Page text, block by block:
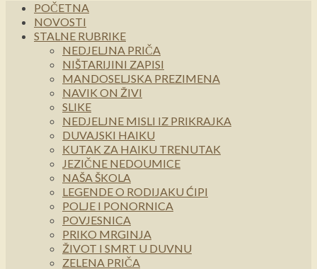
POČETNA
NOVOSTI
STALNE RUBRIKE
NEDJELJNA PRIČA
NIŠTARIJINI ZAPISI
MANDOSELJSKA PREZIMENA
NAVIK ON ŽIVI
SLIKE
NEDJELJNE MISLI IZ PRIKRAJKA
DUVAJSKI HAIKU
KUTAK ZA HAIKU TRENUTAK
JEZIČNE NEDOUMICE
NAŠA ŠKOLA
LEGENDE O RODIJAKU ĆIPI
POLJE I PONORNICA
POVJESNICA
PRIKO MRGINJA
ŽIVOT I SMRT U DUVNU
ZELENA PRIČA